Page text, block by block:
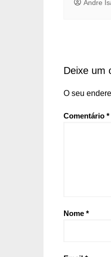
Andre
Deixe um
O seu
Comentário *
Nome *